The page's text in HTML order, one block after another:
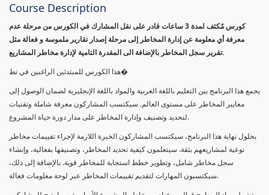
Course Description
كورس مٌكثف لمدة 3 ساعات قادر على نقل المشارك في الكورس من مرحلة عدم
معرفة أي معلومة عن إدارة المخاطر إلى مرحلة إصدار تقارير ملموسة و فعالة مثل
تقرير سجل المخاطر بالإضافة الى المقدرة التامية لإدارة مخاطر المشاريع.
هذا الكورس للمبتدئين الراغبين في تط�
يجمع هذا البرنامج بين التعليم باللغة العربية والمواد باللغة الإنجليزية لضمان الوصول إلى
معايير المخاطر على مستوى العالم. سيكتسب المشاركون معرفة شاملة وتقنيات
لتحديد وتصنيف وإدارة المخاطر على مدار دورة حياة المشروع.
بحلول نهاية هذا البرنامج، سيكتسب المشاركون الخبرة اللازمة لإجراء تقييمات مخاطر
نوعية لمشاريعهم بثقة. سيتعلمون كيفية تحديد المخاطر، وتصنيفها بفعالية، وإنشاء
سجل مخاطر شامل، وتطوير خطط استجابة للمخاطر قوية. بالإضافة إلى ذلك،
سيكتسبون المهارات لتقديم تقييمات المخاطر عبر لوحة معلومات فعالة.